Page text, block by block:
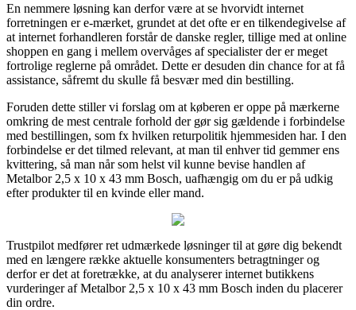
En nemmere løsning kan derfor være at se hvorvidt internet
forretningen er e-mærket, grundet at det ofte er en tilkendegivelse af
at internet forhandleren forstår de danske regler, tillige med at online
shoppen en gang i mellem overvåges af specialister der er meget
fortrolige reglerne på området. Dette er desuden din chance for at få
assistance, såfremt du skulle få besvær med din bestilling.
Foruden dette stiller vi forslag om at køberen er oppe på mærkerne
omkring de mest centrale forhold der gør sig gældende i forbindelse
med bestillingen, som fx hvilken returpolitik hjemmesiden har. I den
forbindelse er det tilmed relevant, at man til enhver tid gemmer ens
kvittering, så man når som helst vil kunne bevise handlen af
Metalbor 2,5 x 10 x 43 mm Bosch, uafhængig om du er på udkig
efter produkter til en kvinde eller mand.
Trustpilot medfører ret udmærkede løsninger til at gøre dig bekendt
med en længere række aktuelle konsumenters betragtninger og
derfor er det at foretrække, at du analyserer internet butikkens
vurderinger af Metalbor 2,5 x 10 x 43 mm Bosch inden du placerer
din ordre.